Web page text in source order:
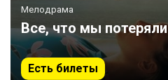
Мелодрама
Все, что мы потеряли
Есть билеты